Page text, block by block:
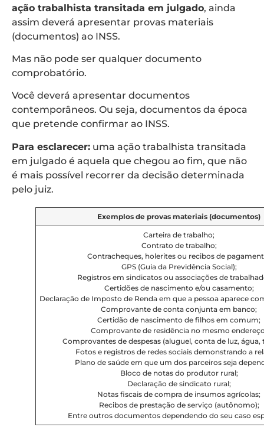
ação trabalhista transitada em julgado, ainda
assim deverá apresentar provas materiais
(documentos) ao INSS.
Mas não pode ser qualquer documento
comprobatório.
Você deverá apresentar documentos
contemporâneos. Ou seja, documentos da época
que pretende confirmar ao INSS.
Para esclarecer: uma ação trabalhista transitada
em julgado é aquela que chegou ao fim, que não
é mais possível recorrer da decisão determinada
pelo juiz.
Exemplos de provas materiais (documentos)
Carteira de trabalho;
Contrato de trabalho;
Contracheques, holerites ou recibos de
GPS (Guia da Previdência Social);
Registros em sindicatos ou associações de
Certidões de nascimento e/ou casamento;
Declaração de Imposto de Renda em que a pessoa aparece
Comprovante de conta conjunta em banco;
Certidão de nascimento de filhos em comum;
Comprovante de residência no mesmo
Comprovantes de despesas (aluguel, conta de luz, água,
Fotos e registros de redes sociais demonstrando a
Plano de saúde em que um dos parceiros seja
Bloco de notas do produtor rural;
Declaração de sindicato rural;
Notas fiscais de compra de insumos agrícolas;
Recibos de prestação de serviço (autônomo);
Entre outros documentos dependendo do seu caso